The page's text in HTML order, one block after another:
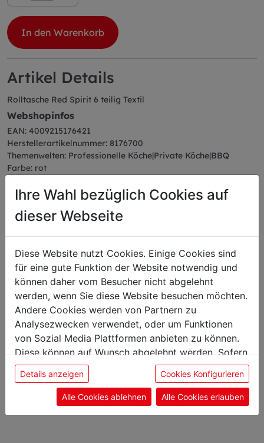
In den Warenkorb
Artikel Details
Rolltasche Red Spirit 6 teilig Textil
Webshopinfos
EAN: 4009215176421
Herstellerartikelnummer: 8176700
Themenwelten: Professionelle Köche|Private Köche|BBQ
Farbe: rot
Abmessungen
Länge: 43,00 cm
Breite: 50,00 cm
Höhe: 4,00 cm
Das könnte Sie auch
interessieren
Kochmesser
Ihre Wahl bezüglich Cookies auf
dieser Webseite
Diese Website nutzt Cookies. Einige Cookies sind
für eine gute Funktion der Website notwendig und
können daher vom Besucher nicht abgelehnt
werden, wenn Sie diese Website besuchen möchten.
Andere Cookies werden von Partnern zu
Analysezwecken verwendet, oder um Funktionen
von Sozial Media Plattformen anbieten zu können.
Diese können auf Wunsch abgelehnt werden. Sofern
sie unsere Webseite weiter nutzen, geben Sie
Einwilligung zu unseren Cookies.
Details anzeigen Cookies Konfigurieren
Alle Cookies ablehnen Alle Cookies erlauben